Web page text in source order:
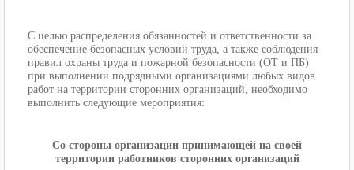
С целью распределения обязанностей и ответственности за
обеспечение безопасных условий труда, а также соблюдения
правил охраны труда и пожарной безопасности (ОТ и ПБ)
при выполнении подрядными организациями любых видов
работ на территории сторонних организаций, необходимо
выполнить следующие мероприятия:
Со стороны организации принимающей на своей
территории работников сторонних организаций